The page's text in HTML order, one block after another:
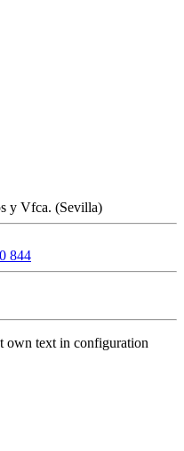
y Vfca. (Sevilla)
844
own text in configuration